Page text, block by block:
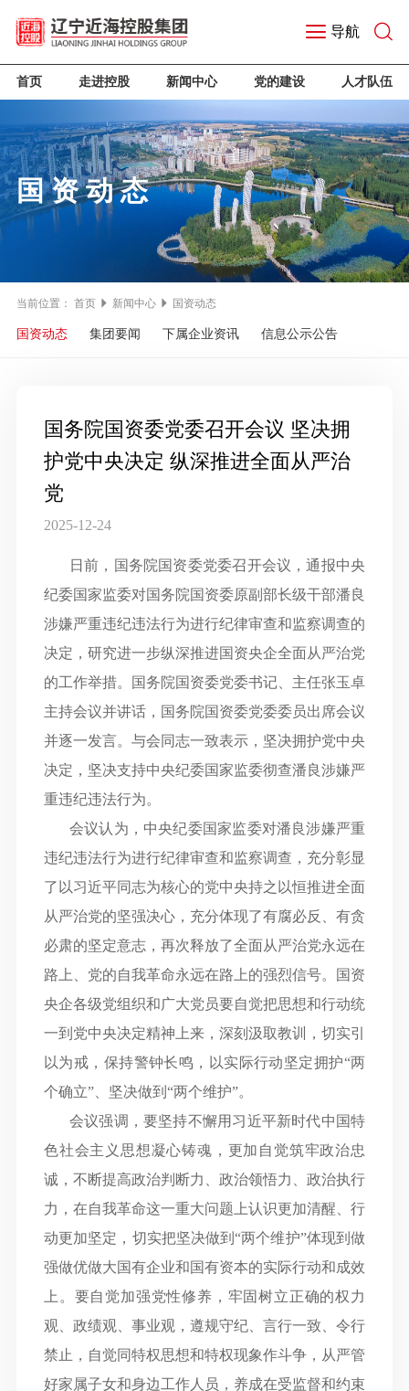
导航
首页 走进控股 新闻中心 党的建设 人才队伍
国资动态
当前位置： 首页 新闻中心 国资动态
国资动态 集团要闻 下属企业资讯 信息公示公告
国务院国资委党委召开会议 坚决拥
护党中央决定 纵深推进全面从严治
党
2025-12-24
日前，国务院国资委党委召开会议，通报中央
纪委国家监委对国务院国资委原副部长级干部潘良
涉嫌严重违纪违法行为进行纪律审查和监察调查的
决定，研究进一步纵深推进国资央企全面从严治党
的工作举措。国务院国资委党委书记、主任张玉卓
主持会议并讲话，国务院国资委党委委员出席会议
并逐一发言。与会同志一致表示，坚决拥护党中央
决定，坚决支持中央纪委国家监委彻查潘良涉嫌严
重违纪违法行为。
会议认为，中央纪委国家监委对潘良涉嫌严重
违纪违法行为进行纪律审查和监察调查，充分彰显
了以习近平同志为核心的党中央持之以恒推进全面
从严治党的坚强决心，充分体现了有腐必反、有贪
必肃的坚定意志，再次释放了全面从严治党永远在
路上、党的自我革命永远在路上的强烈信号。国资
央企各级党组织和广大党员要自觉把思想和行动统
一到党中央决定精神上来，深刻汲取教训，切实引
以为戒，保持警钟长鸣，以实际行动坚定拥护“两
个确立”、坚决做到“两个维护”。
会议强调，要坚持不懈用习近平新时代中国特
色社会主义思想凝心铸魂，更加自觉筑牢政治忠
诚，不断提高政治判断力、政治领悟力、政治执行
力，在自我革命这一重大问题上认识更加清醒、行
动更加坚定，切实把坚决做到“两个维护”体现到做
强做优做大国有企业和国有资本的实际行动和成效
上。要自觉加强党性修养，牢固树立正确的权力
观、政绩观、事业观，遵规守纪、言行一致、令行
禁止，自觉同特权思想和特权现象作斗争，从严管
好家属子女和身边工作人员，养成在受监督和约束